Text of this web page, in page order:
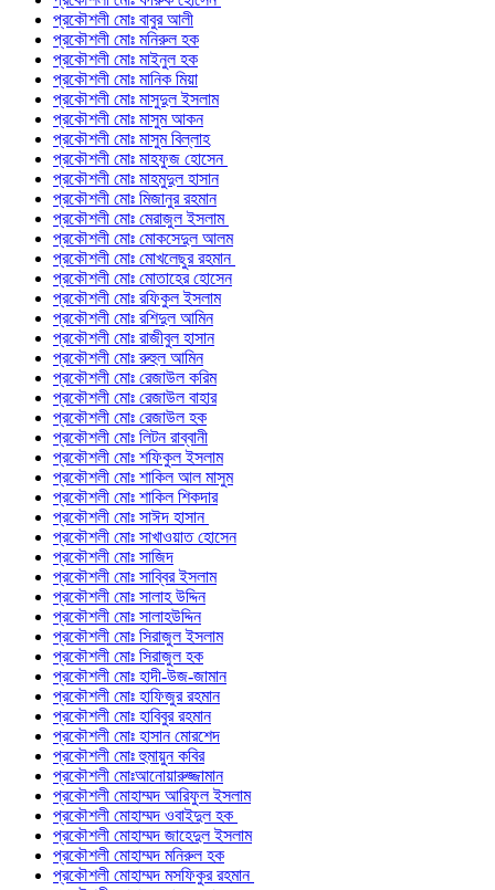
প্রকৌশলী মোঃ বাবুর আলী
প্রকৌশলী মোঃ মনিরুল হক
প্রকৌশলী মোঃ মাইনুল হক
প্রকৌশলী মোঃ মানিক মিয়া
প্রকৌশলী মোঃ মাসুদুল ইসলাম
প্রকৌশলী মোঃ মাসুম আকন
প্রকৌশলী মোঃ মাসুম বিল্লাহ
প্রকৌশলী মোঃ মাহফুজ হোসেন
প্রকৌশলী মোঃ মাহমুদুল হাসান
প্রকৌশলী মোঃ মিজানুর রহমান
প্রকৌশলী মোঃ মেরাজুল ইসলাম
প্রকৌশলী মোঃ মোকসেদুল আলম
প্রকৌশলী মোঃ মোখলেছুর রহমান
প্রকৌশলী মোঃ মোতাহের হোসেন
প্রকৌশলী মোঃ রফিকুল ইসলাম
প্রকৌশলী মোঃ রশিদুল আমিন
প্রকৌশলী মোঃ রাজীবুল হাসান
প্রকৌশলী মোঃ রুহুল আমিন
প্রকৌশলী মোঃ রেজাউল করিম
প্রকৌশলী মোঃ রেজাউল বাহার
প্রকৌশলী মোঃ রেজাউল হক
প্রকৌশলী মোঃ লিটন রাব্বানী
প্রকৌশলী মোঃ শফিকুল ইসলাম
প্রকৌশলী মোঃ শাকিল আল মাসুম
প্রকৌশলী মোঃ শাকিল শিকদার
প্রকৌশলী মোঃ সাঈদ হাসান
প্রকৌশলী মোঃ সাখাওয়াত হোসেন
প্রকৌশলী মোঃ সাজিদ
প্রকৌশলী মোঃ সাব্বির ইসলাম
প্রকৌশলী মোঃ সালাহ উদ্দিন
প্রকৌশলী মোঃ সালাহউদ্দিন
প্রকৌশলী মোঃ সিরাজুল ইসলাম
প্রকৌশলী মোঃ সিরাজুল হক
প্রকৌশলী মোঃ হাদী-উজ-জামান
প্রকৌশলী মোঃ হাফিজুর রহমান
প্রকৌশলী মোঃ হাবিবুর রহমান
প্রকৌশলী মোঃ হাসান মোরশেদ
প্রকৌশলী মোঃ হুমায়ুন কবির
প্রকৌশলী মোঃআনোয়ারুজ্জামান
প্রকৌশলী মোহাম্মদ আরিফুল ইসলাম
প্রকৌশলী মোহাম্মদ ওবাইদুল হক
প্রকৌশলী মোহাম্মদ জাহেদুল ইসলাম
প্রকৌশলী মোহাম্মদ মনিরুল হক
প্রকৌশলী মোহাম্মদ মসফিকুর রহমান